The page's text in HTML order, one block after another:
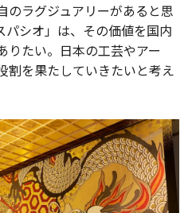
のラグジュアリーがあると思
パシオ」は、その価値を国内
りたい。日本の工芸やアー
割を果たしていきたいと考え